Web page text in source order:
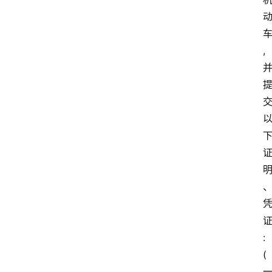
动
车
,
并
提
交
以
下
证
明
、
凭
证
:
(